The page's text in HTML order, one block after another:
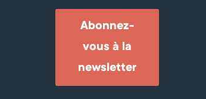
Abonnez-
vous à la
newsletter